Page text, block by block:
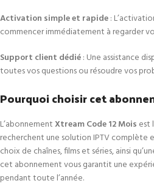
Activation simple et rapide:
commencer immédiatement à regarder
Support client dédié: Une assistance
toutes vos questions ou résoudre vos
Pourquoi choisir cet
L’abonnementXtream Code 12 Mois est
recherchent une solution IPTV complète
choix de chaînes, films et séries, ainsi
cet abonnement vous garantit une
pendant toute l’année.